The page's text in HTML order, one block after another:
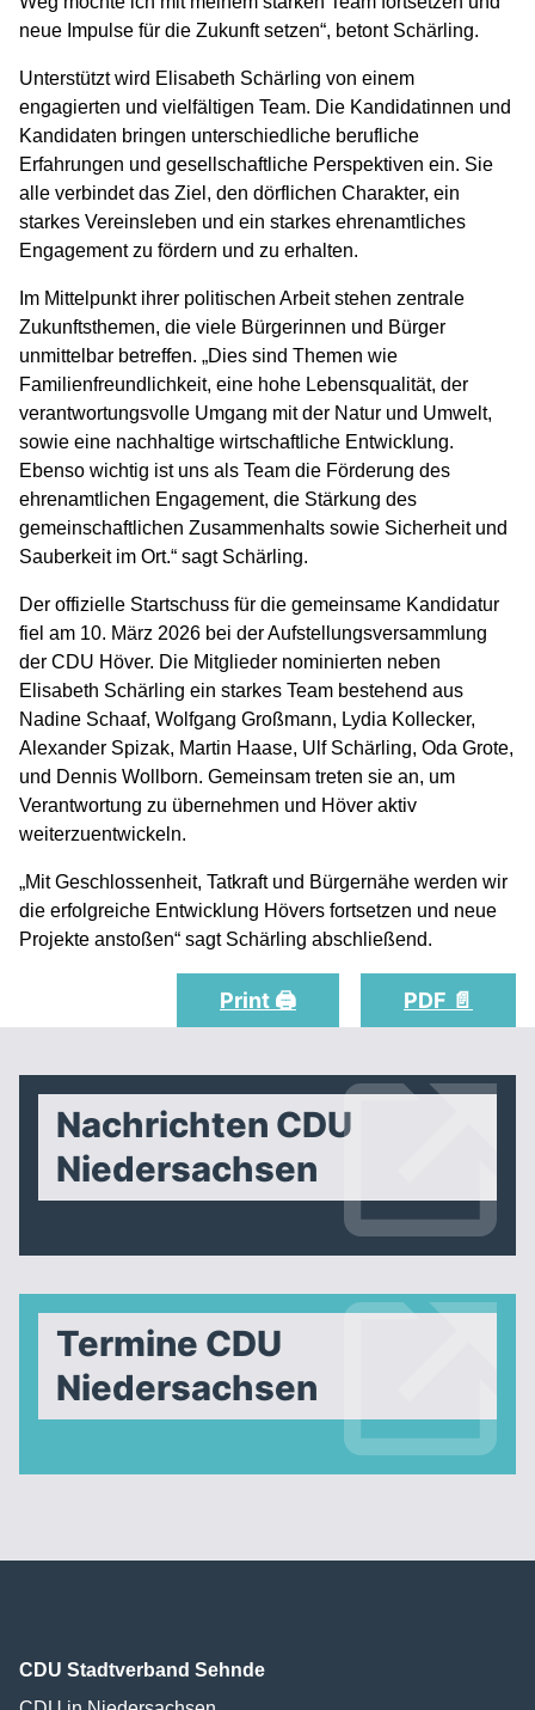
neue Impulse für die Zukunft setzen“, betont Schärling.
Unterstützt wird Elisabeth Schärling von einem
engagierten und vielfältigen Team. Die Kandidatinnen und
Kandidaten bringen unterschiedliche berufliche
Erfahrungen und gesellschaftliche Perspektiven ein. Sie
alle verbindet das Ziel, den dörflichen Charakter, ein
starkes Vereinsleben und ein starkes ehrenamtliches
Engagement zu fördern und zu erhalten.
Im Mittelpunkt ihrer politischen Arbeit stehen zentrale
Zukunftsthemen, die viele Bürgerinnen und Bürger
unmittelbar betreffen. „Dies sind Themen wie
Familienfreundlichkeit, eine hohe Lebensqualität, der
verantwortungsvolle Umgang mit der Natur und Umwelt,
sowie eine nachhaltige wirtschaftliche Entwicklung.
Ebenso wichtig ist uns als Team die Förderung des
ehrenamtlichen Engagement, die Stärkung des
gemeinschaftlichen Zusammenhalts sowie Sicherheit und
Sauberkeit im Ort.“ sagt Schärling.
Der offizielle Startschuss für die gemeinsame Kandidatur
fiel am 10. März 2026 bei der Aufstellungsversammlung
der CDU Höver. Die Mitglieder nominierten neben
Elisabeth Schärling ein starkes Team bestehend aus
Nadine Schaaf, Wolfgang Großmann, Lydia Kollecker,
Alexander Spizak, Martin Haase, Ulf Schärling, Oda Grote,
und Dennis Wollborn. Gemeinsam treten sie an, um
Verantwortung zu übernehmen und Höver aktiv
weiterzuentwickeln.
„Mit Geschlossenheit, Tatkraft und Bürgernähe werden wir
die erfolgreiche Entwicklung Hövers fortsetzen und neue
Projekte anstoßen“ sagt Schärling abschließend.
Print 🖨 PDF 📄
Nachrichten CDU
Niedersachsen
Termine CDU
Niedersachsen
CDU Stadtverband Sehnde